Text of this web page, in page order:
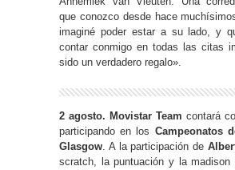
que conozco desde hace
imaginé poder estar a su lado, y
contar conmigo en todas las citas
sido un verdadero regalo».
2 agosto. Movistar Team contará
participando en los Campeonatos
Glasgow . A la participación de
scratch, la puntuación y la madison